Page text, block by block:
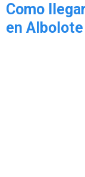
Como
en Albolote